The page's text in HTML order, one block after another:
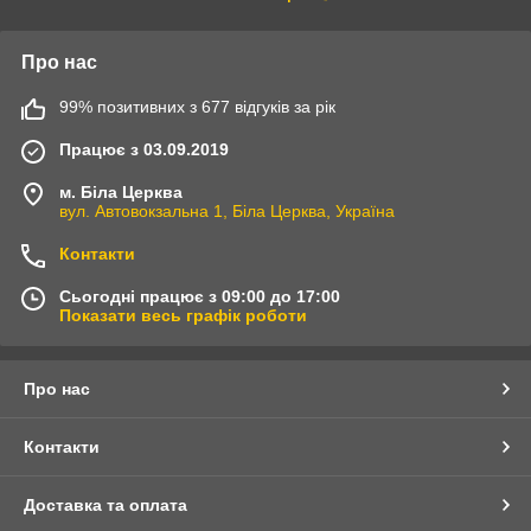
Про нас
99% позитивних з 677 відгуків за рік
Працює з 03.09.2019
м. Біла Церква
вул. Автовокзальна 1, Біла Церква, Україна
Контакти
Сьогодні працює з 09:00 до 17:00
Показати весь графік роботи
Про нас
Контакти
Доставка та оплата